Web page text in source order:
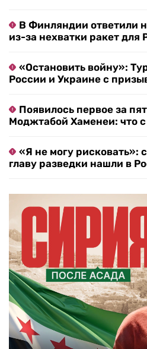
В Финляндии ответили
из-за нехватки ракет для
«Остановить войну»:
России и Украине с
Появилось первое за
Моджтабой Хаменеи: что
«Я не могу рисковать»:
главу разведки нашли в